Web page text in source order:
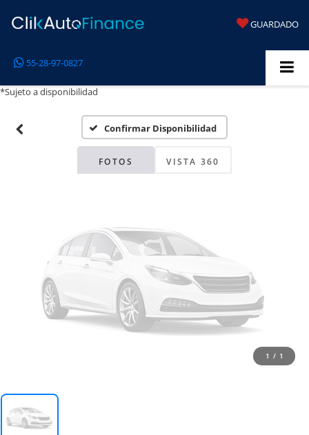
GUARDADO
55-28-97-0827
*Sujeto a disponibilidad
Confirmar Disponibilidad
FOTOS VISTA 360
Disponibles
Por favor, revise luego
1 / 1